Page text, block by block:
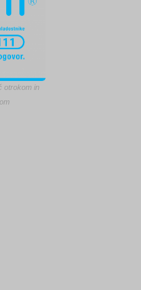
otrokom in